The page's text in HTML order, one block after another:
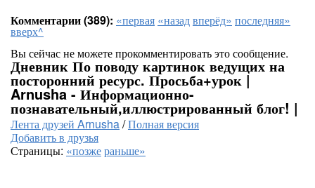
Комментарии (389): «первая «назадвперёд» последняя»
вверх^
Вы сейчас не можете прокомментировать это сообщение.
Дневник По поводу картинок ведущих на
посторонний ресурс. Просьба+урок |
Arnusha - Информационно-
познавательный,иллюстрированный блог! |
Лента друзей Arnusha/Полная версия
Добавить в друзья
Страницы: «позжераньше»